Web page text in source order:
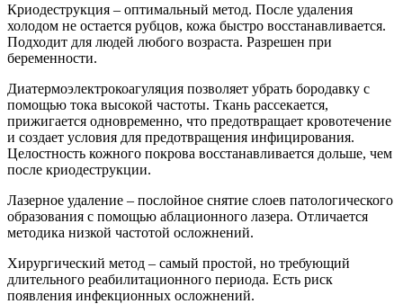
Криодеструкция – оптимальный метод. После удаления
холодом не остается рубцов, кожа быстро восстанавливается.
Подходит для людей любого возраста. Разрешен при
беременности.
Диатермоэлектрокоагуляция позволяет убрать бородавку с
помощью тока высокой частоты. Ткань рассекается,
прижигается одновременно, что предотвращает кровотечение
и создает условия для предотвращения инфицирования.
Целостность кожного покрова восстанавливается дольше, чем
после криодеструкции.
Лазерное удаление – послойное снятие слоев патологического
образования с помощью аблационного лазера. Отличается
методика низкой частотой осложнений.
Хирургический метод – самый простой, но требующий
длительного реабилитационного периода. Есть риск
появления инфекционных осложнений.